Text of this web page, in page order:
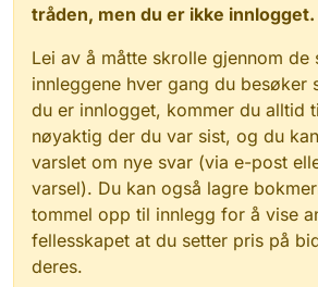
tråden, men du er ikke innlogget.
Lei av å måtte skrolle gjennom de
innleggene hver gang du besøker
du er innlogget, kommer du alltid
nøyaktig der du var sist, og du
varslet om nye svar (via e-post
varsel). Du kan også lagre
tommel opp til innlegg for å vise
fellesskapet at du setter pris på
deres.